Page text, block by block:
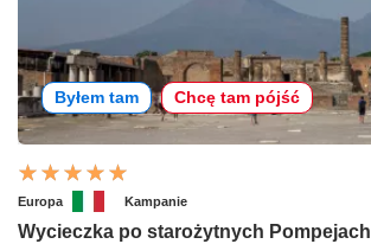
Byłem tam Chcę tam pójść
Europa Kampanie
Wycieczka po starożytnych Pompejach